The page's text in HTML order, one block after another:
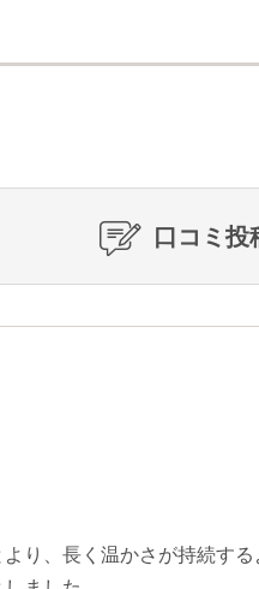
口コミ投
り、長く温かさが持続す